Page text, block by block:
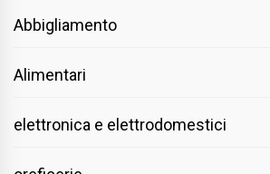
Abbigliamento
Alimentari
elettronica e elettrodomestici